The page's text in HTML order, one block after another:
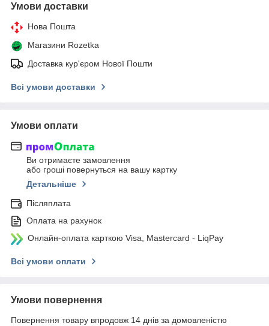
Умови доставки
Нова Пошта
Магазини Rozetka
Доставка кур'єром Нової Пошти
Всі умови доставки
Умови оплати
Ви отримаєте замовлення
або гроші повернуться на вашу картку
Детальніше
Післяплата
Оплата на рахунок
Онлайн-оплата карткою Visa, Mastercard - LiqPay
Всі умови оплати
Умови повернення
Повернення товару впродовж 14 днів за домовленістю